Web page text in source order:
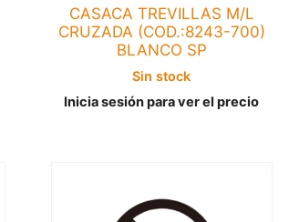
CASACA TREVILLAS M/L
CRUZADA (COD.:8243-700)
BLANCO SP
Sin stock
Inicia sesión para ver el precio